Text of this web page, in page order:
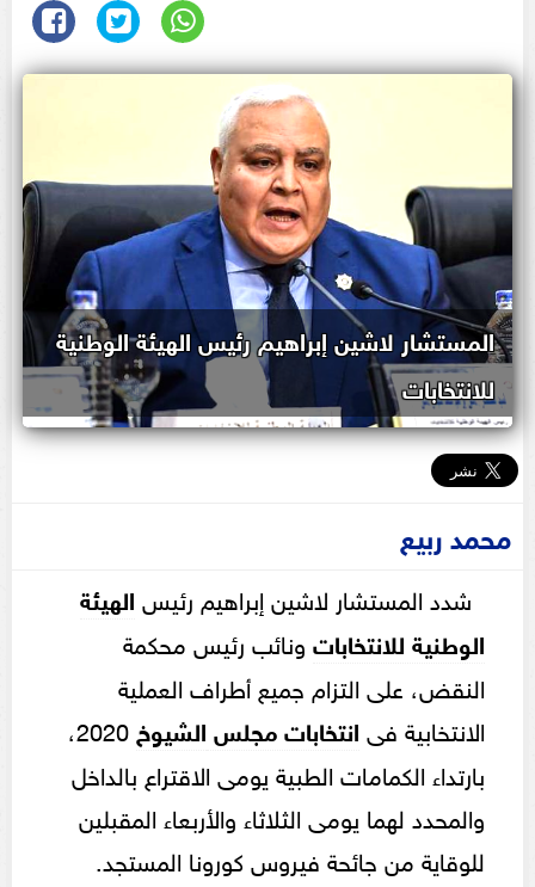
المستشار لاشين إبراهيم رئيس الهيئة الوطنية
للانتخابات
محمد ربيع
شدد المستشار لاشين إبراهيم رئيس الهيئة
الوطنية للانتخابات ونائب رئيس محكمة
النقض، على التزام جميع أطراف العملية
الانتخابية فى انتخابات مجلس الشيوخ
2020،
بارتداء الكمامات الطبية يومى الاقتراع بالداخل
والمحدد لهما يومى الثلاثاء والأربعاء المقبلين
للوقاية من جائحة فيروس كورونا المستجد.